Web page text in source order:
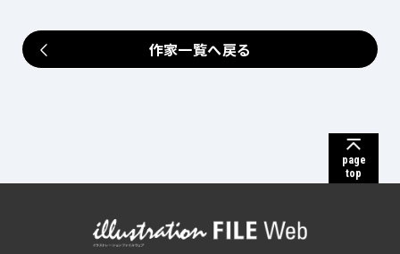
作家一覧へ戻る
page
top